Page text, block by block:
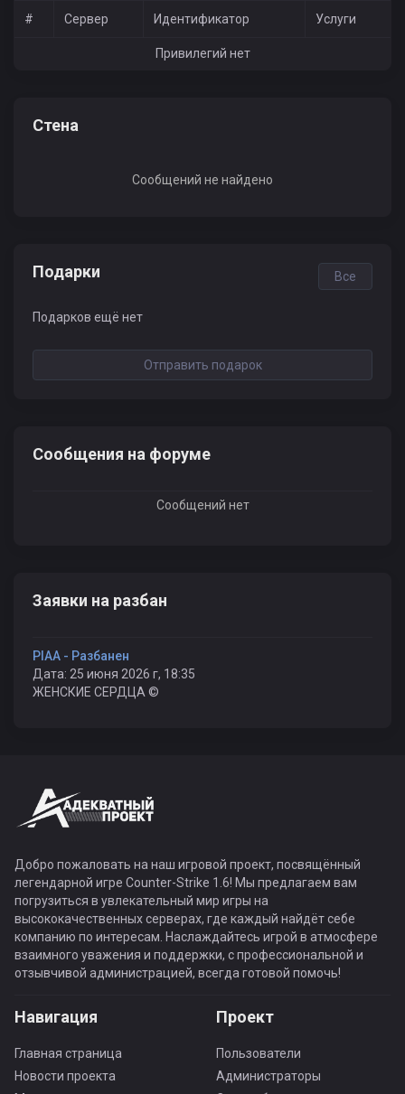
# Сервер Идентификатор Услуги
Привилегий нет
Стена
Сообщений не найдено
Подарки Все
Подарков ещё нет
Отправить подарок
Сообщения на форуме
Сообщений нет
Заявки на разбан
PIAA - Разбанен
Дата: 25 июня 2026 г, 18:35
ЖЕНСКИЕ СЕРДЦА ©
Добро пожаловать на наш игровой проект, посвящённый
легендарной игре Counter-Strike 1.6! Мы предлагаем вам
погрузиться в увлекательный мир игры на
высококачественных серверах, где каждый найдёт себе
компанию по интересам. Наслаждайтесь игрой в атмосфере
взаимного уважения и поддержки, с профессиональной и
отзывчивой администрацией, всегда готовой помочь!
Навигация
Главная страница
Новости проекта
Проект
Пользователи
Администраторы